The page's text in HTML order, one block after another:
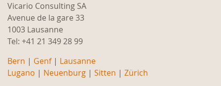
Vicario Consulting SA
Avenue de la gare 33
1003 Lausanne
Tel: +41 21 349 28 99
Bern | Genf| Lausanne
Lugano | Neuenburg | Sitten | Zürich